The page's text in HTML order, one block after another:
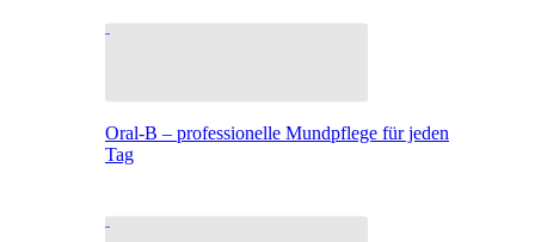
Oral-B – professionelle Mundpflege für jeden
Tag